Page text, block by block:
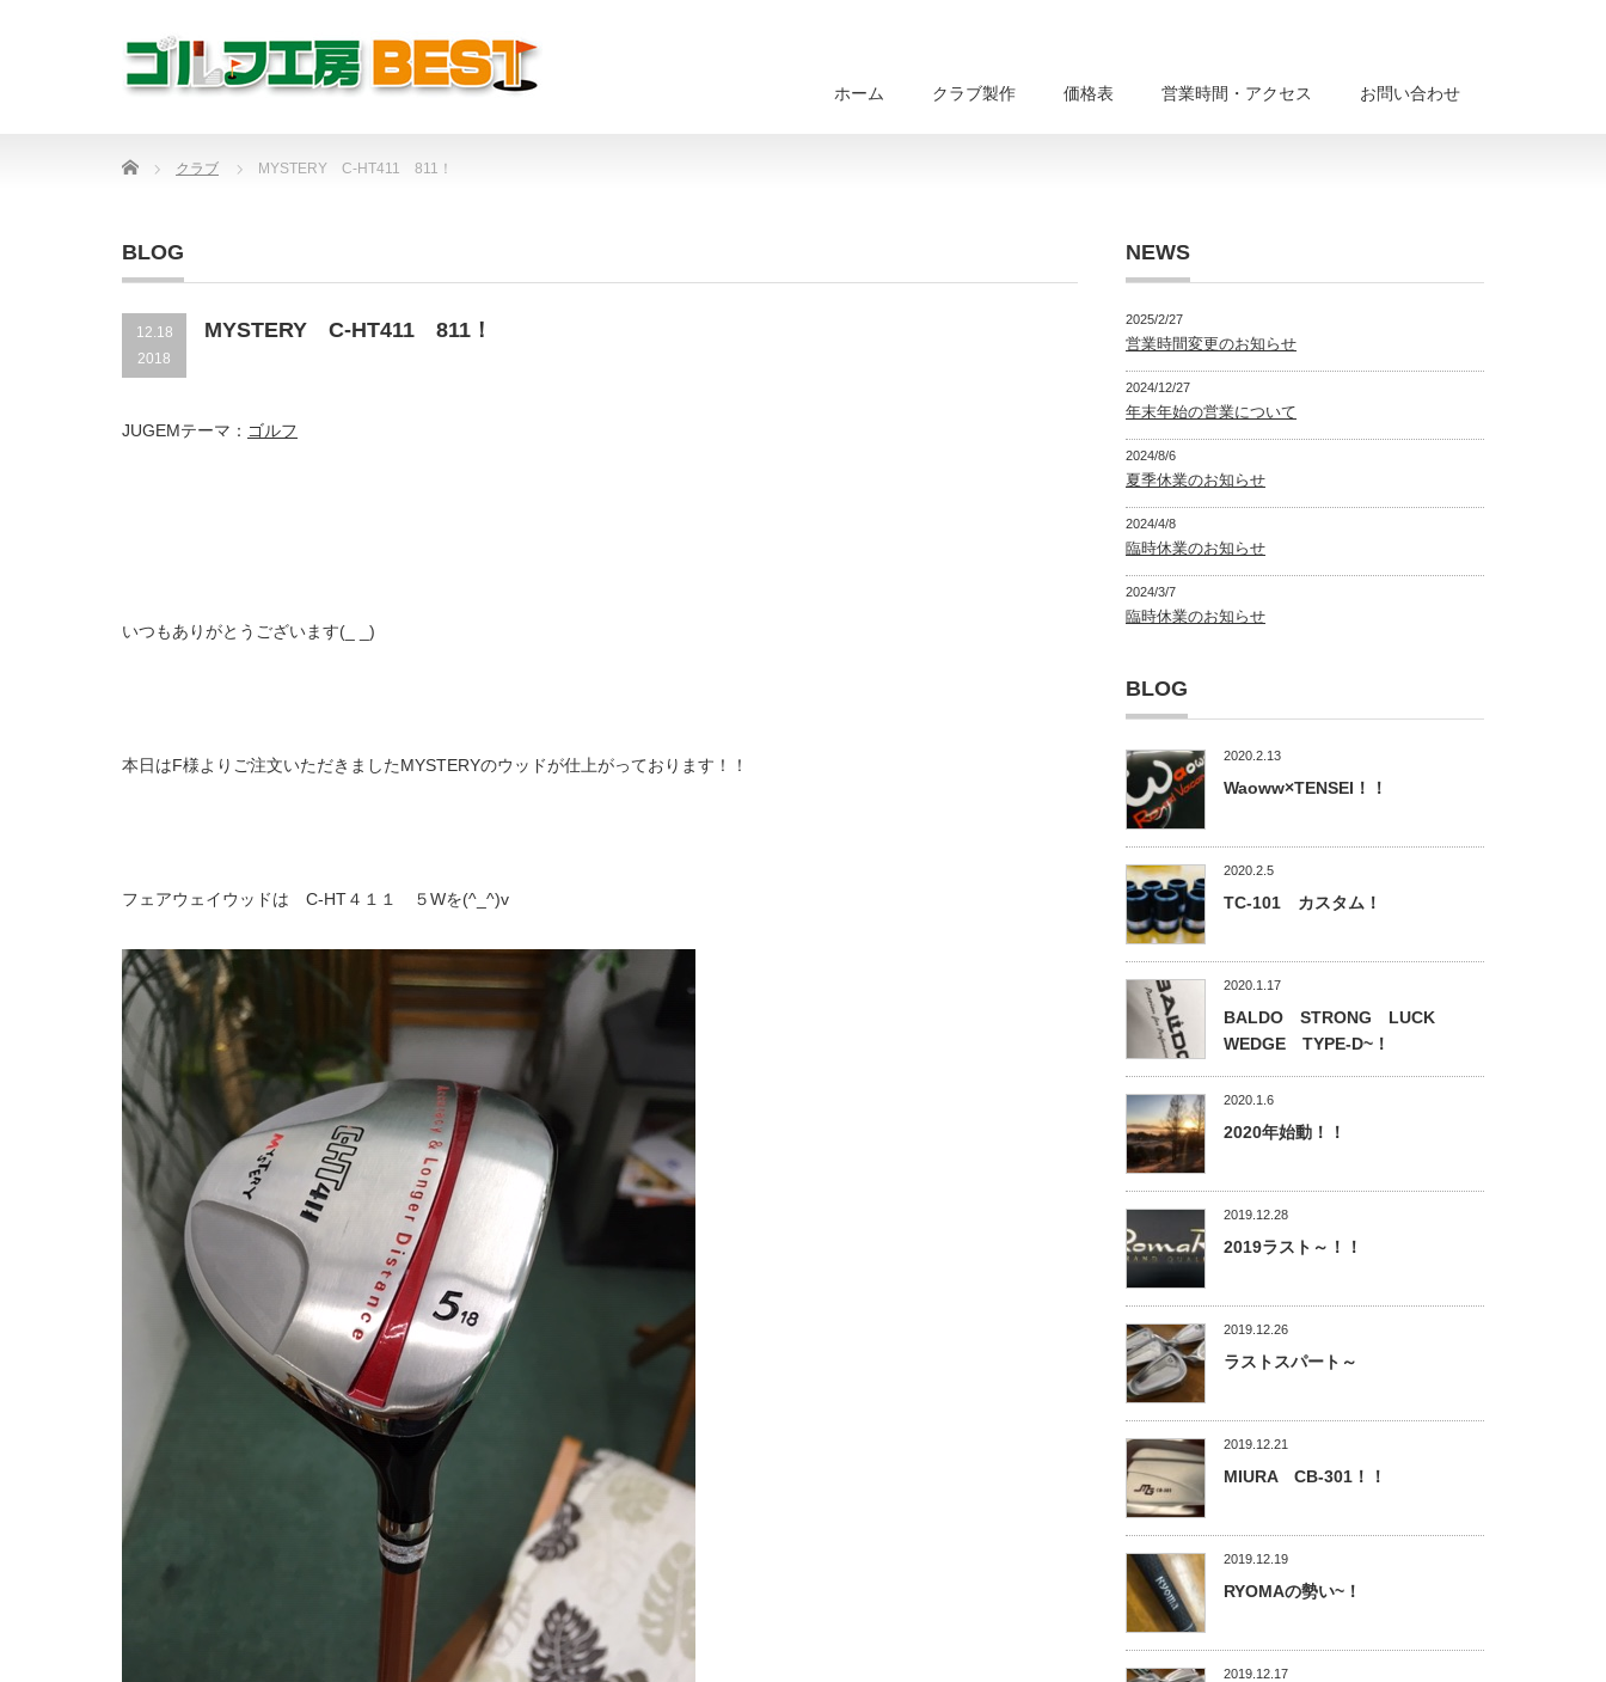
ホーム クラブ製作 価格表 営業時間・アクセス お問い合わせ
Home クラブ MYSTERY C-HT411 811！
BLOG
12.18
2018
MYSTERY C-HT411 811！
JUGEMテーマ： ゴルフ
いつもありがとうございます(_ _)
本日はF様よりご注文いただきましたMYSTERYのウッドが仕上がっております！！
フェアウェイウッドは C-HT４１１ ５Wを(^_^)v
NEWS
2025/2/27
営業時間変更のお知らせ
2024/12/27
年末年始の営業について
2024/8/6
夏季休業のお知らせ
2024/4/8
臨時休業のお知らせ
2024/3/7
臨時休業のお知らせ
BLOG
2020.2.13
Waoww×TENSEI！！
2020.2.5
TC-101 カスタム！
2020.1.17
BALDO STRONG LUCK
WEDGE TYPE-D~！
2020.1.6
2020年始動！！
2019.12.28
2019ラスト～！！
2019.12.26
ラストスパート～
2019.12.21
MIURA CB-301！！
2019.12.19
RYOMAの勢い~！
2019.12.17